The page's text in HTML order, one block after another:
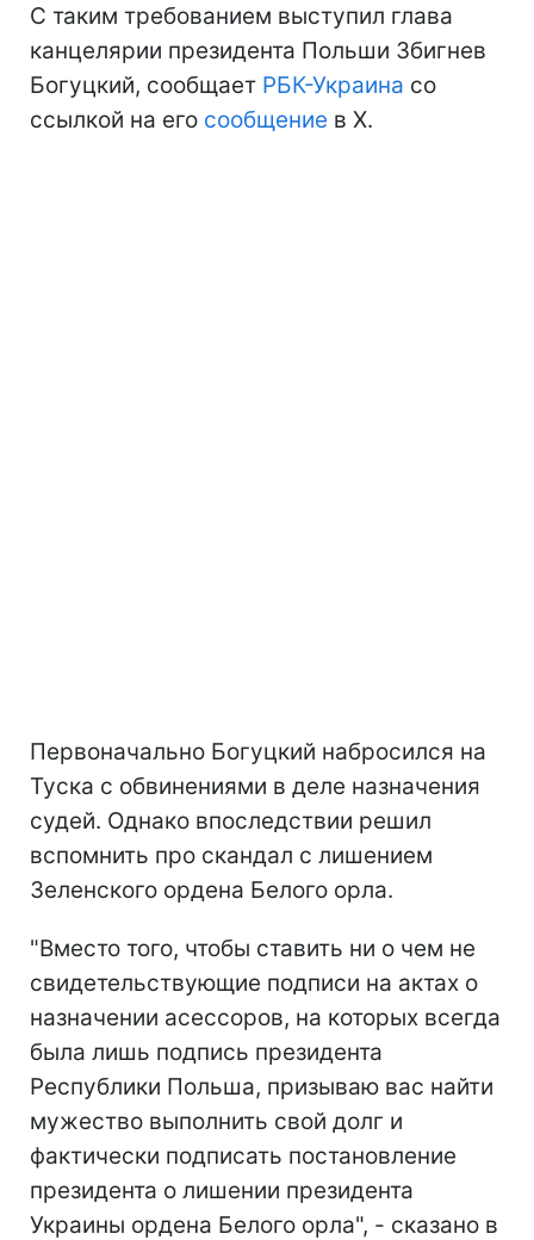
С таким требованием выступил глава
канцелярии президента Польши Збигнев
Богуцкий, сообщает РБК-Украина со
ссылкой на его сообщение в X.
Первоначально Богуцкий набросился на
Туска с обвинениями в деле назначения
судей. Однако впоследствии решил
вспомнить про скандал с лишением
Зеленского ордена Белого орла.
"Вместо того, чтобы ставить ни о чем не
свидетельствующие подписи на актах о
назначении асессоров, на которых всегда
была лишь подпись президента
Республики Польша, призываю вас найти
мужество выполнить свой долг и
фактически подписать постановление
президента о лишении президента
Украины ордена Белого орла", - сказано в